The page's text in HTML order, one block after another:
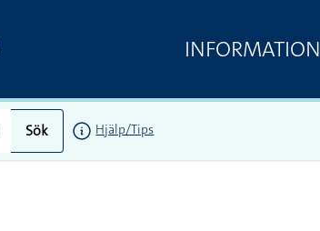
INFORMATION
Sök Hjälp/Tips